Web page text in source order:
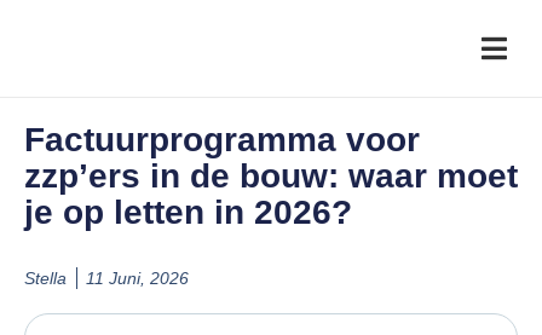
Factuurprogramma voor
zzp’ers in de bouw: waar moet
je op letten in 2026?
Stella 11 Juni, 2026